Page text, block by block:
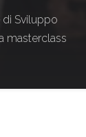
Sviluppo
masterclass